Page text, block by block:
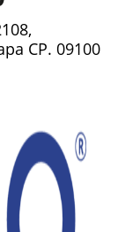
CP. 09100